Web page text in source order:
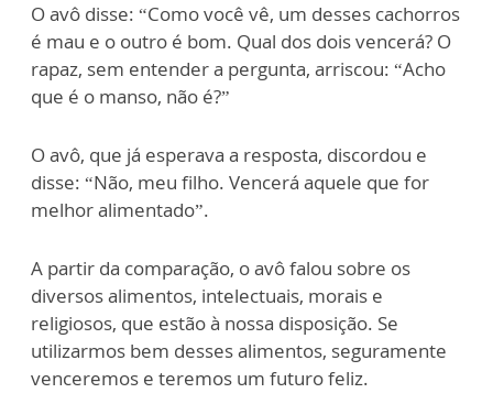
O avô disse: “Como você vê, um desses cachorros
é mau e o outro é bom. Qual dos dois vencerá? O
rapaz, sem entender a pergunta, arriscou: “Acho
que é o manso, não é?”
O avô, que já esperava a resposta, discordou e
disse: “Não, meu filho. Vencerá aquele que for
melhor alimentado”.
A partir da comparação, o avô falou sobre os
diversos alimentos, intelectuais, morais e
religiosos, que estão à nossa disposição. Se
utilizarmos bem desses alimentos, seguramente
venceremos e teremos um futuro feliz.